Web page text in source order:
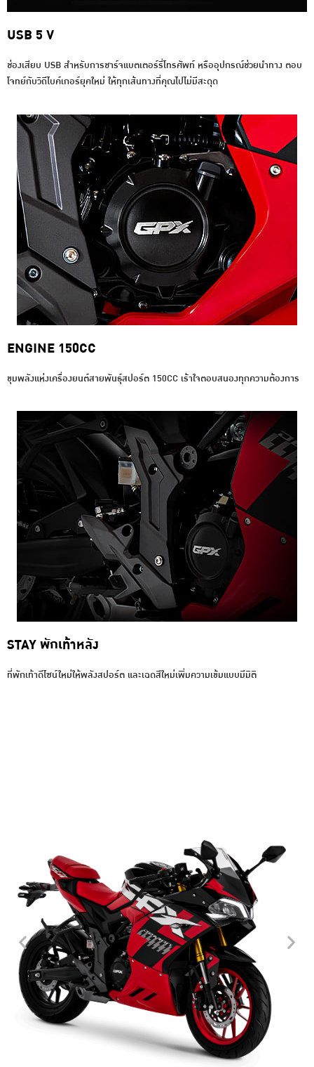
USB 5 V
ช่องเสียบ USB สำหรับการชาร์จแบตเตอร์รี่โทรศัพท์ หรืออุปกรณ์ช่วยนำทาง ตอบ
โจทย์กับวิถีไบค์เกอร์ยุคใหม่ ให้ทุกเส้นทางที่คุณไปไม่มีสะดุด
ENGINE 150CC
ขุมพลังแห่งเครื่องยนต์สายพันธุ์สปอร์ต 150CC เร้าใจตอบสนองทุกความต้องการ
STAY พักเท้าหลัง
ที่พักเท้าดีไซน์ใหม่ให้พลังสปอร์ต และเฉดสีใหม่เพิ่มความเข้มแบบมีมิติ